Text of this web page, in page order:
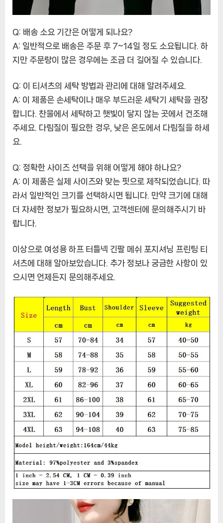
Q: 배송 소요 기간은 어떻게 되나요?
A: 일반적으로 배송은 주문 후 7~14일 정도 소요됩니다. 하
지만 주문량이 많은 경우에는 조금 더 길어질 수 있습니다.
Q: 이 티셔츠의 세탁 방법과 관리에 대해 알려주세요.
A: 이 제품은 손세탁이나 매우 부드러운 세탁기 세탁을 권장
합니다. 찬물에서 세탁하고 햇빛이 닿지 않는 곳에서 건조해
주세요. 다림질이 필요한 경우, 낮은 온도에서 다림질을 하세
요.
Q: 정확한 사이즈 선택을 위해 어떻게 해야 하나요?
A: 이 제품은 실제 사이즈와 맞는 핏으로 제작되었습니다. 따
라서 일반적인 크기를 선택하시면 됩니다. 만약 크기에 대해
더 자세한 정보가 필요하시면, 고객센터에 문의해주시기 바
랍니다.
이상으로 여성용 하프 터틀넥 긴팔 메쉬 포지셔닝 프린팅 티
셔츠에 대해 알아보았습니다. 추가 정보나 궁금한 사항이 있
으시면 언제든지 문의해주세요.